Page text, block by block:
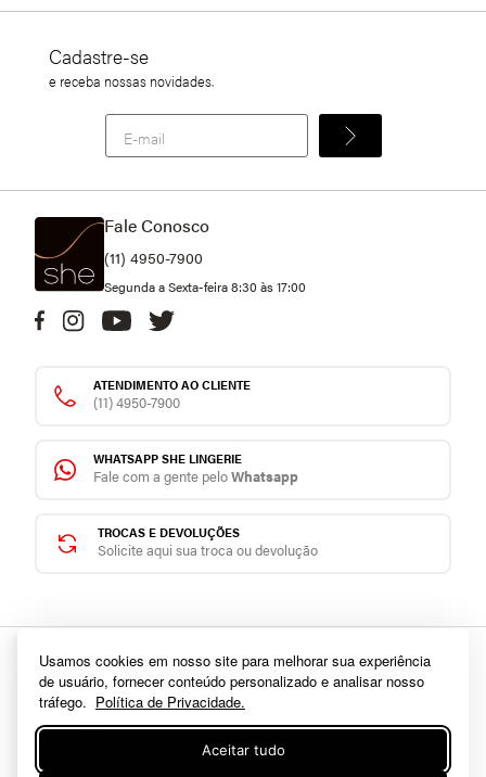
Usamos cookies em nosso site para melhorar sua experiência
de usuário, fornecer conteúdo personalizado e analisar nosso
tráfego. Política de Privacidade.
Aceitar tudo
Cadastre-se
e receba nossas novidades.
Fale Conosco
(11) 4950-7900
Segunda a Sexta-feira 8:30 às 17:00
ATENDIMENTO AO CLIENTE
(11) 4950-7900
WHATSAPP SHE LINGERIE
Fale com a gente peloWhatsapp
TROCAS E DEVOLUÇÕES
Solicite aqui sua troca ou devolução
Sobre
Sobre a She
Políticas
Trocas e Devoluções